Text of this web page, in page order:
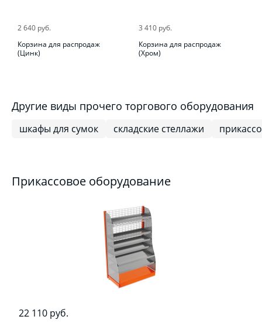
2 640 руб.
Корзина для распродаж
(Цинк)
3 410 руб.
Корзина для распродаж
(Хром)
Другие виды прочего торгового оборудования
шкафы для сумок складские стеллажи
Прикассовое оборудование
22 110 руб.